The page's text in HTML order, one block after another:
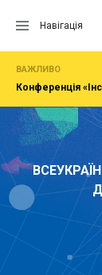
Навігація
ВАЖЛИВО